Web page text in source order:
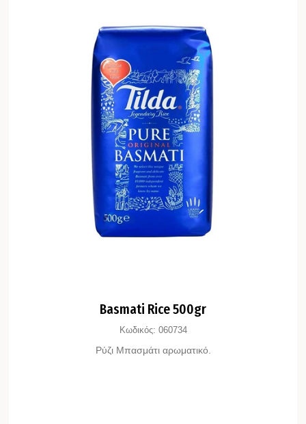
Basmati Rice 500gr
Κωδικός: 060734
Ρύζι Μπασμάτι αρωματικό.